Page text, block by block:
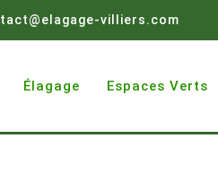
villiers.com
Élagage Espaces Verts